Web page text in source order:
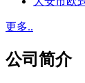
更多..
公司简介